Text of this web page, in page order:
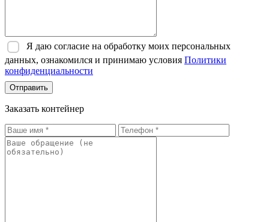
Я даю согласие на обработку моих персональных
данных, ознакомился и принимаю условия Политики
конфиденциальности
Отправить
Заказать контейнер